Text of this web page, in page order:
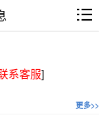
系客服]
更多>>